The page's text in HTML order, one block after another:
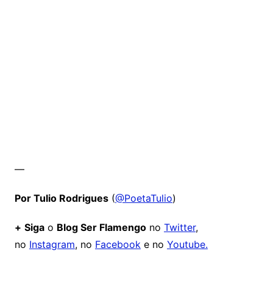
—
Por Tulio Rodrigues(@PoetaTulio)
+ Sigao Blog Ser Flamengono Twitter,
no Instagram, no Facebooke no Youtube.